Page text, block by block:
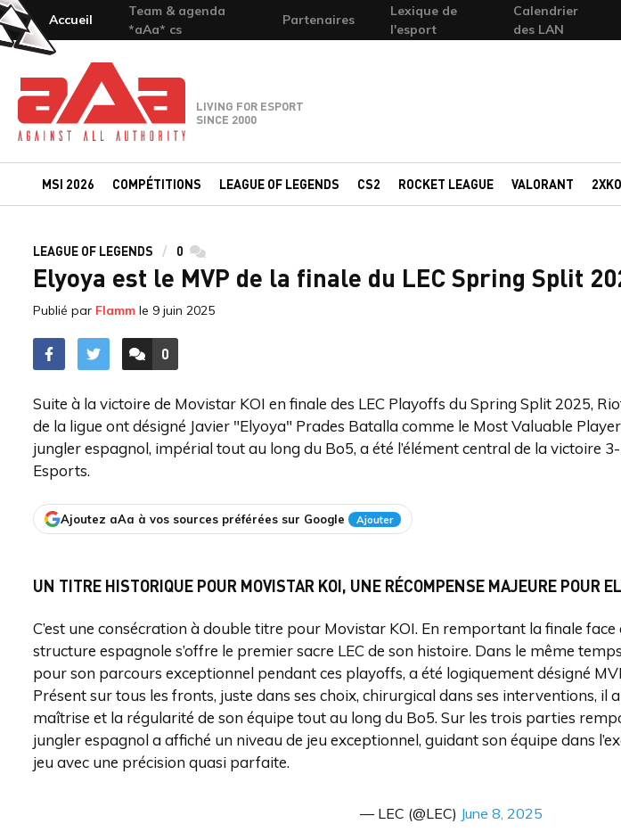
Accueil
Team & agenda
*aAa* cs
Partenaires
Lexique de
l'esport
Calendrier
des LAN
Team-aAa - against All authority
LIVING FOR ESPORT
SINCE 2000
MSI 2026 COMPÉTITIONS LEAGUE OF LEGENDS CS2 ROCKET LEAGUE VALORANT 2XKO
LEAGUE OF LEGENDS 0 commentaires
Elyoya est le MVP de la finale du LEC Spring Split
Publié par Flamm le 9 juin 2025
ACCÉDER AUX
0
COMMENTAIRES
Suite à la victoire de Movistar KOI en finale des LEC Playoffs du Spring Split 2025,
de la ligue ont désigné Javier "Elyoya" Prades Batalla comme le Most Valuable
jungler espagnol, impérial tout au long du Bo5, a été l’élément central de la victoire
Esports.
Ajoutez aAa à vos sources préférées sur Google Ajouter
UN TITRE HISTORIQUE POUR MOVISTAR KOI, UNE RÉCOMPENSE MAJEURE POUR
C’est une consécration à double titre pour Movistar KOI. En remportant la finale face
structure espagnole s’offre le premier sacre LEC de son histoire. Dans le même
pour son parcours exceptionnel pendant ces playoffs, a été logiquement désigné
Présent sur tous les fronts, juste dans ses choix, chirurgical dans ses interventions, il
maîtrise et la régularité de son équipe tout au long du Bo5. Sur les trois parties
jungler espagnol a affiché un niveau de jeu exceptionnel, guidant son équipe dans
jeu avec une précision quasi parfaite.
— LEC (@LEC) June 8, 2025